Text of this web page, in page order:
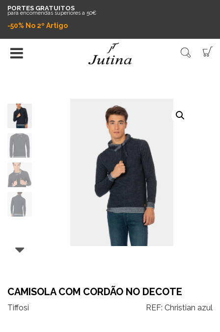
PORTES GRATUITOS
para encomendas superiores a 50€
-50% No 2º Artigo
CAMISOLA COM CORDÃO NO DECOTE
Tiffosi REF: Christian azul